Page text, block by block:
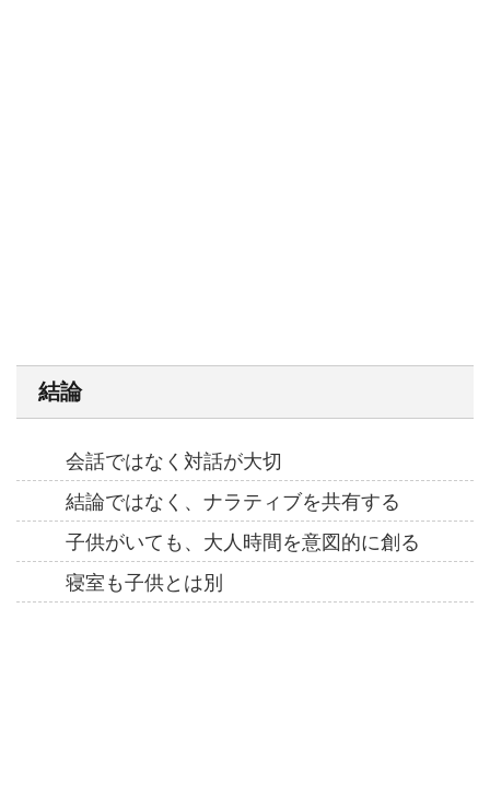
結論
会話ではなく対話が大切
結論ではなく、ナラティブを共有する
子供がいても、大人時間を意図的に創る
寝室も子供とは別